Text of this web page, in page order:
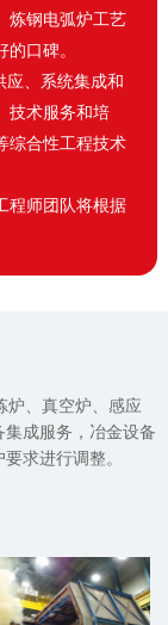
炼钢电弧炉工艺
的口碑。
应、系统集成和
技术服务和培
综合性工程技术
程师团队将根据
炉、真空炉、感应
成服务，冶金设备
求进行调整。